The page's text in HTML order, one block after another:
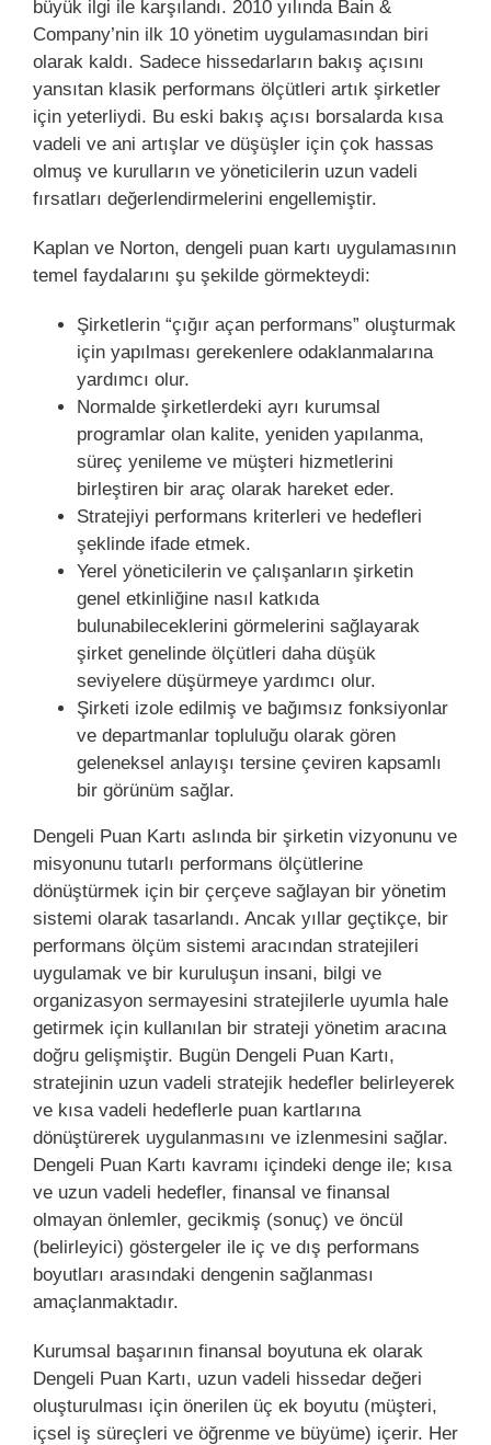
büyük ilgi ile karşılandı. 2010 yılında Bain &
Company’nin ilk 10 yönetim uygulamasından biri
olarak kaldı. Sadece hissedarların bakış açısını
yansıtan klasik performans ölçütleri artık şirketler
için yeterliydi. Bu eski bakış açısı borsalarda kısa
vadeli ve ani artışlar ve düşüşler için çok hassas
olmuş ve kurulların ve yöneticilerin uzun vadeli
fırsatları değerlendirmelerini engellemiştir.
Kaplan ve Norton, dengeli puan kartı uygulamasının
temel faydalarını şu şekilde görmekteydi:
Şirketlerin “çığır açan performans” oluşturmak
için yapılması gerekenlere odaklanmalarına
yardımcı olur.
Normalde şirketlerdeki ayrı kurumsal
programlar olan kalite, yeniden yapılanma,
süreç yenileme ve müşteri hizmetlerini
birleştiren bir araç olarak hareket eder.
Stratejiyi performans kriterleri ve hedefleri
şeklinde ifade etmek.
Yerel yöneticilerin ve çalışanların şirketin
genel etkinliğine nasıl katkıda
bulunabileceklerini görmelerini sağlayarak
şirket genelinde ölçütleri daha düşük
seviyelere düşürmeye yardımcı olur.
Şirketi izole edilmiş ve bağımsız fonksiyonlar
ve departmanlar topluluğu olarak gören
geleneksel anlayışı tersine çeviren kapsamlı
bir görünüm sağlar.
Dengeli Puan Kartı aslında bir şirketin vizyonunu ve
misyonunu tutarlı performans ölçütlerine
dönüştürmek için bir çerçeve sağlayan bir yönetim
sistemi olarak tasarlandı. Ancak yıllar geçtikçe, bir
performans ölçüm sistemi aracından stratejileri
uygulamak ve bir kuruluşun insani, bilgi ve
organizasyon sermayesini stratejilerle uyumla hale
getirmek için kullanılan bir strateji yönetim aracına
doğru gelişmiştir. Bugün Dengeli Puan Kartı,
stratejinin uzun vadeli stratejik hedefler belirleyerek
ve kısa vadeli hedeflerle puan kartlarına
dönüştürerek uygulanmasını ve izlenmesini sağlar.
Dengeli Puan Kartı kavramı içindeki denge ile; kısa
ve uzun vadeli hedefler, finansal ve finansal
olmayan önlemler, gecikmiş (sonuç) ve öncül
(belirleyici) göstergeler ile iç ve dış performans
boyutları arasındaki dengenin sağlanması
amaçlanmaktadır.
Kurumsal başarının finansal boyutuna ek olarak
Dengeli Puan Kartı, uzun vadeli hissedar değeri
oluşturulması için önerilen üç ek boyutu (müşteri,
içsel iş süreçleri ve öğrenme ve büyüme) içerir. Her